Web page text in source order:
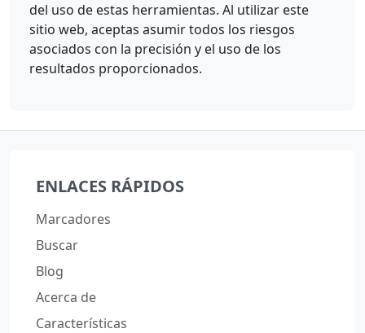
del uso de estas herramientas. Al utilizar este
sitio web, aceptas asumir todos los riesgos
asociados con la precisión y el uso de los
resultados proporcionados.
ENLACES RÁPIDOS
Marcadores
Buscar
Blog
Acerca de
Características